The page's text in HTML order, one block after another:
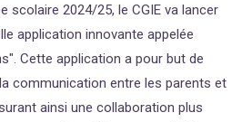
scolaire 2024/25, le CGIE va lancer
application innovante appelée
Cette application a pour but de
communication entre les parents et
ainsi une collaboration plus